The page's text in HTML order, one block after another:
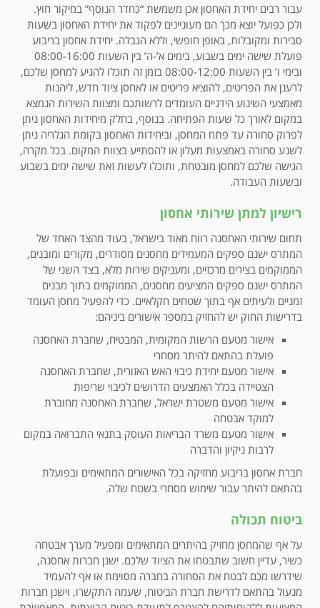
עבור רבים יחידת האחסון אכן משמשת “כחדר הנוסף” במיקור חוץ.
ולכן כפועל יוצא מכך הם מעוניינים לפקוד את יחידת האחסון בשעות
סבירות ומקובלות, באופן חופשי, וללא הגבלה. יחידת אחסון בריבוע
פועלת שישה ימים בשבוע, בימים א’-ה’ בין השעות 08:00-16:00
ובימי ו’ בין השעות 08:00-12:00 בזמן זה תוכלו להגיע למחסן שלכם,
לרענן את הפריטים, להוציא פריטים או לאחסן ציוד חדש, ליהנות
מאמצעי השינוע הידניים העומדים לרשותכם ומצוות השירות הנמצא
במקום לאורך כל שעות הפתיחה. בנוסף, בחלק מיחידות האחסון ניתן
לפרוק סחורה עד פתח המחסן, וביחידות האחסון בקומת הגלריה ניתן
לשנע סחורה באמצעות מעלון או להסתייע בצוות המקום. בכל מקרה,
הגישה שלכם למחסן מובטחת, ותוכלו לעשות זאת שישה ימים בשבוע
ובשעות העבודה.
רישיון למתן שירותי אחסון
תחום שירותי האחסנה רווח מאוד בישראל, בעוד מהצד האחד של
המתרס ישנם ספקים המעמידים מחסנים מסודרים, מקורים ומובנים,
הממוקמים בצירים מרכזיים, ומעניקים שירות מלא, בצד השני של
המתרס ישנם ספקים המציעים מחסנים, הממוקמים בתוך מבנים
זמניים ולעיתים אף בתוך שטחים חקלאיים. כדי להפעיל מחסן העומד
בדרישות החוק יש להחזיק במספר אישורים ביניהם:
אישור מטעם הרשות המקומית, המבטיח, שחברת האחסנה
פועלת בהתאם להיתר מסחרי
אישור מטעם יחידת כיבוי האש האזורית, שחברת האחסנה
הצטיידה בכלל האמצעים הדרושים לכיבוי שריפות
אישור מטעם משטרת ישראל, שחברת האחסנה מחוברת
למוקד אבטחה
אישור מטעם משרד הבריאות העוסק בתנאי התברואה במקום
לרבות ניקיון והדברה
חברת אחסון בריבוע מחזיקה בכל האישורים המתאימים ובפועלת
בהתאם להיתר עבור שימוש מסחרי בשטח שלה.
ביטוח תכולה
על אף שהמחסן מחזיק בהיתרים המתאימים ומפעיל מערך אבטחה
כשיר, עדיין חשוב שתבטחו את הציוד שלכם. ישנן חברות אחסנה,
שידרשו מכם לבטח את הסחורה בחברה מסוימת או אף להעמיד
מנעול בהתאם לדרישת חברת הביטוח, שעמה התקשרו, וישנן חברות